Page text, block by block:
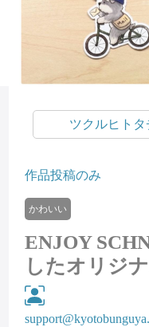
ツクルヒトタ
作品投稿のみ
かわいい
ENJOY
したオリジ